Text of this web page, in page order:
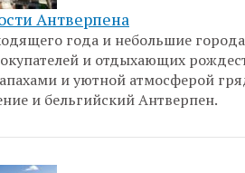
Антверпена
года и небольшие
и отдыхающих
и уютной атмосферой
и бельгийский Антверпен.